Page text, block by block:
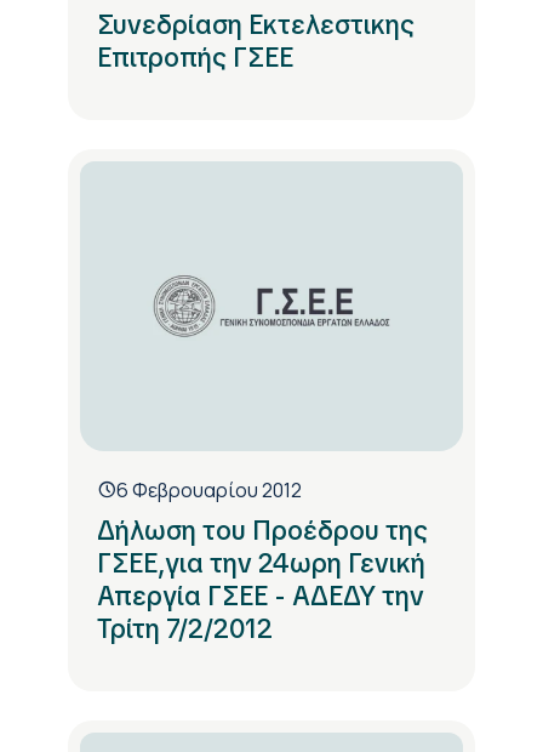
Συνεδρίαση Εκτελεστικης
Επιτροπής ΓΣΕΕ
6 Φεβρουαρίου 2012
Δήλωση του Προέδρου της
ΓΣΕΕ,για την 24ωρη Γενική
Απεργία ΓΣΕΕ - ΑΔΕΔΥ την
Τρίτη 7/2/2012